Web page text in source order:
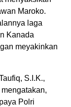
Maroko.
laga
Kanada
meyakinkan
S.I.K.,
Polri